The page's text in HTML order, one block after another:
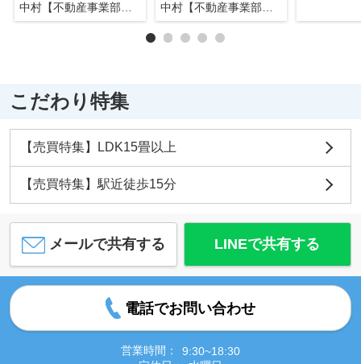
こだわり特集
【売買特集】LDK15畳以上
【売買特集】駅近徒歩15分
メールで共有する LINEで共有する
電話でお問い合わせ
営業時間：
9:30~18:30